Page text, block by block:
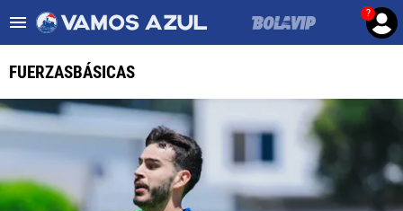
?
ULTIMAS NOTICIAS
LIGA MX
FUERZASBÁSICAS